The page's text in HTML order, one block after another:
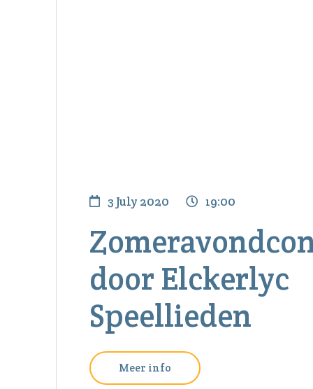
3 July 2020 19:00
door Elckerlyc
Speellieden
Meer info